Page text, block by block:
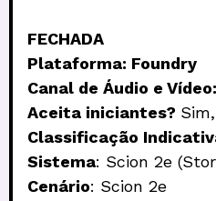
FECHADA
Plataforma: Foundry
Canal de Áudio e
Aceita iniciantes?
Classificação
Sistema: Scion 2e
Cenário: Scion 2e